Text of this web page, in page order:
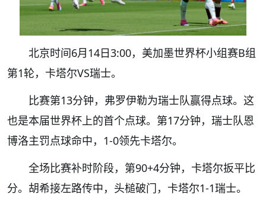
北京时间6月14日3:00，美加墨世界杯小组赛B组
第1轮，卡塔尔VS瑞士。
比赛第13分钟，弗罗伊勒为瑞士队赢得点球。这
也是本届世界杯上的首个点球。第17分钟，瑞士队恩
博洛主罚点球命中，1-0领先卡塔尔。
全场比赛补时阶段，第90+4分钟，卡塔尔扳平比
分。胡希接左路传中，头槌破门，卡塔尔1-1瑞士。